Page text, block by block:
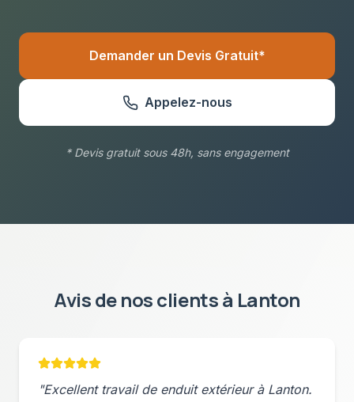
Demander un Devis Gratuit*
Appelez-nous
* Devis gratuit sous 48h, sans engagement
Avis de nos clients à Lanton
"Excellent travail de enduit extérieurà Lanton.